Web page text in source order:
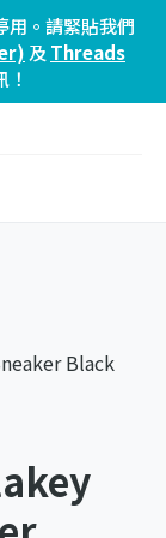
。請緊貼我們
及 Threads